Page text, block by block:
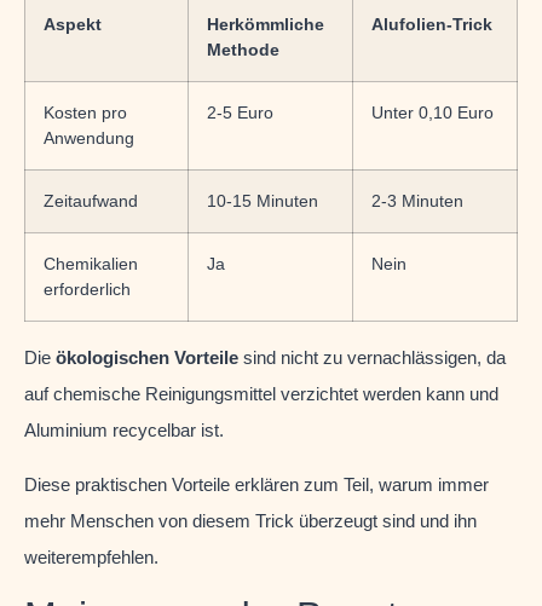
Aspekt
Herkömmliche
Methode
Alufolien-Trick
Kosten pro
Anwendung
2-5 Euro Unter 0,10 Euro
Zeitaufwand 10-15 Minuten 2-3 Minuten
Chemikalien
erforderlich
Ja Nein
Die ökologischen Vorteile sind nicht zu vernachlässigen, da
auf chemische Reinigungsmittel verzichtet werden kann und
Aluminium recycelbar ist.
Diese praktischen Vorteile erklären zum Teil, warum immer
mehr Menschen von diesem Trick überzeugt sind und ihn
weiterempfehlen.